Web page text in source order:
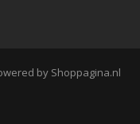
by Shoppagina.nl